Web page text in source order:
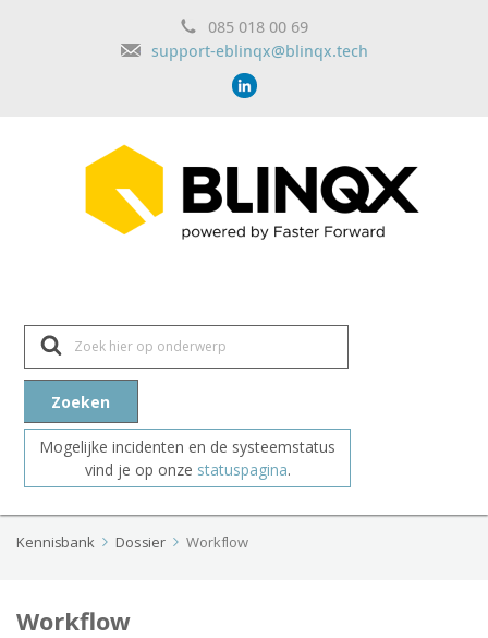
085 018 00 69
support-eblinqx@blinqx.tech
Z
e
k
a
Zoeken
Mogelijke incidenten en de systeemstatus
vind je op onze statuspagina.
Kennisbank Dossier Workflow
Workflow